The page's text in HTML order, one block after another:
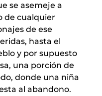
se asemeje a
de cualquier
de ese
hasta el
y por supuesto
una porción de
donde una niña
al abandono.